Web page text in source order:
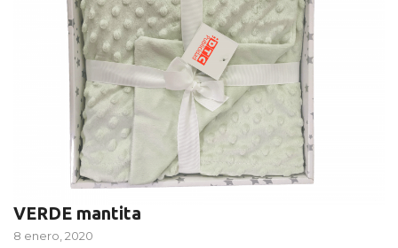
VERDE mantita
8 enero, 2020